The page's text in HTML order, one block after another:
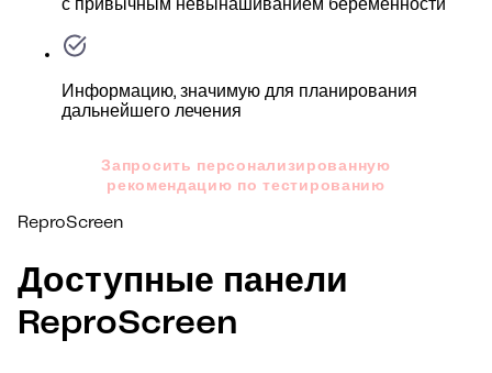
с привычным невынашиванием беременности
Информацию, значимую для планирования
дальнейшего лечения
Запросить персонализированную
рекомендацию по тестированию
ReproScreen
Доступные панели
ReproScreen